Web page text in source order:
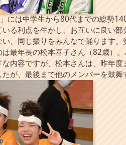
は中学生から80代までの総勢
る利点を生かし、お互いに良い部
、同じ振りをみんなで踊ります
は最年長の松本喜子さん（82歳）
内容ですが、松本さんは、昨年
が、最後まで他のメンバーを鼓